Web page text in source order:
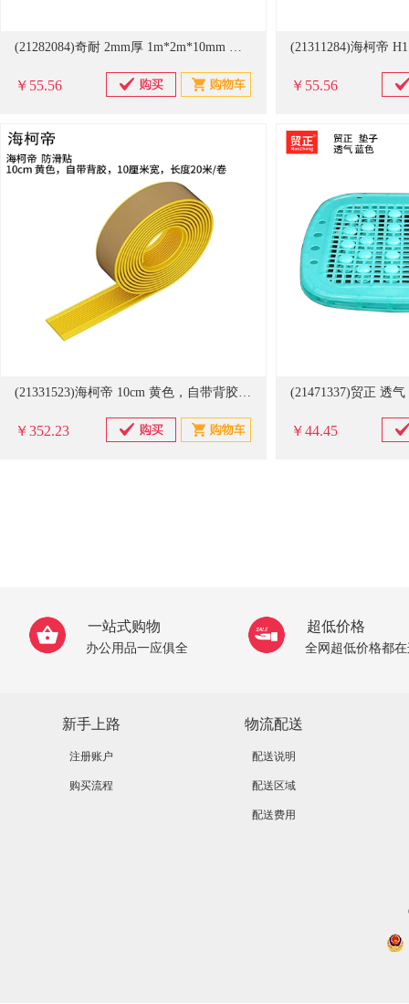
(21282084)奇耐 2mm厚 1m*2m*10mm 防静电海绵垫(单位：块)
￥55.56 ￥55.56
(21331523)海柯帝 10cm 黄色，自带背胶，10厘米宽，长度20米/卷 防滑贴(单位：卷)
￥352.23
(21471337)贸正 透
￥44.45
一站式购物
办公用品一应俱全
超低价格
全网超低价格都
新手上路
注册账户
购买流程
物流配送
配送说明
配送区域
配送费用